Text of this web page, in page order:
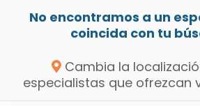
No encontramos a un
coincida con tu
Cambia la
especialistas que ofrezcan